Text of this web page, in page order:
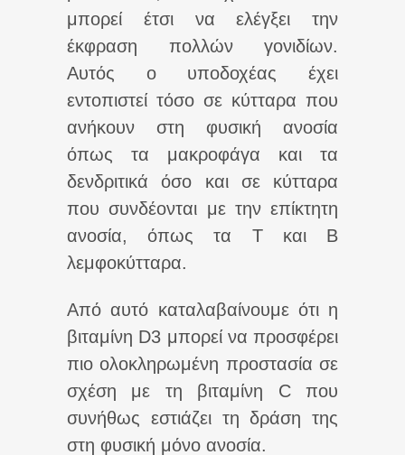
μπορεί έτσι να ελέγξει την
έκφραση πολλών γονιδίων.
Αυτός ο υποδοχέας έχει
εντοπιστεί τόσο σε κύτταρα που
ανήκουν στη φυσική ανοσία
όπως τα μακροφάγα και τα
δενδριτικά όσο και σε κύτταρα
που συνδέονται με την επίκτητη
ανοσία, όπως τα Τ και Β
λεμφοκύτταρα.
Από αυτό καταλαβαίνουμε ότι η
βιταμίνη D3 μπορεί να προσφέρει
πιο ολοκληρωμένη προστασία σε
σχέση με τη βιταμίνη C που
συνήθως εστιάζει τη δράση της
στη φυσική μόνο ανοσία.